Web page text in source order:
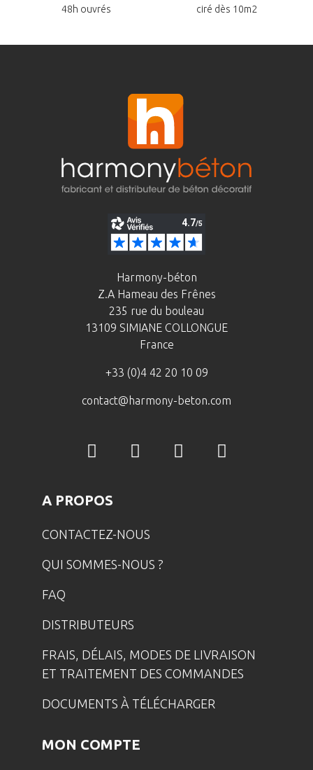
48h ouvrés
ciré dès 10m2
Harmony-béton
Z.A Hameau des Frênes
235 rue du bouleau
13109 SIMIANE COLLONGUE
France
+33 (0)4 42 20 10 09
contact@harmony-beton.com
A PROPOS
CONTACTEZ-NOUS
QUI SOMMES-NOUS ?
FAQ
DISTRIBUTEURS
FRAIS, DÉLAIS, MODES DE LIVRAISON
ET TRAITEMENT DES COMMANDES
DOCUMENTS À TÉLÉCHARGER
MON COMPTE